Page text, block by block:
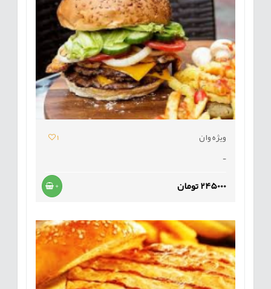
ویژه وان
1
-
245000 تومان +